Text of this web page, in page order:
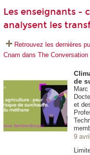
Les enseignants -
analysent les
Retrouvez les dernières
Cnam dans The Conversation
de
et
9